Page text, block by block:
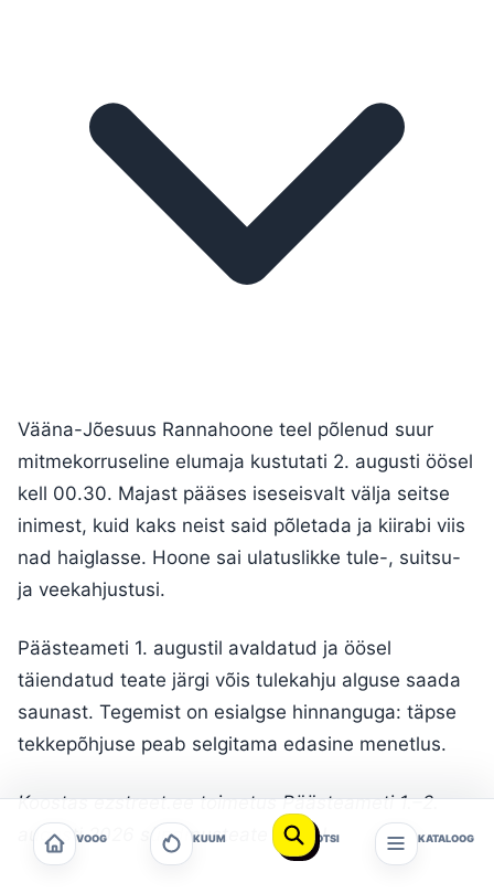
Vääna-Jõesuus Rannahoone teel põlenud suur
mitmekorruseline elumaja kustutati 2. augusti öösel
kell 00.30. Majast pääses iseseisvalt välja seitse
inimest, kuid kaks neist said põletada ja kiirabi viis
nad haiglasse. Hoone sai ulatuslikke tule-, suitsu-
ja veekahjustusi.
Päästeameti 1. augustil avaldatud ja öösel
täiendatud teate järgi võis tulekahju alguse saada
saunast. Tegemist on esialgse hinnanguga: täpse
tekkepõhjuse peab selgitama edasine menetlus.
Koostas ezstreet.ee toimetus Päästeameti 1.–2.
augusti 2026 sündmusteate põhjal.
VOOG KUUM OTSI KATALOOG